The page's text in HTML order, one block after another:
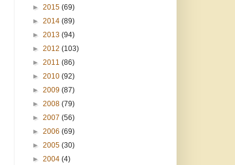
► 2015 (69)
► 2014 (89)
► 2013 (94)
► 2012 (103)
► 2011 (86)
► 2010 (92)
► 2009 (87)
► 2008 (79)
► 2007 (56)
► 2006 (69)
► 2005 (30)
► 2004 (4)